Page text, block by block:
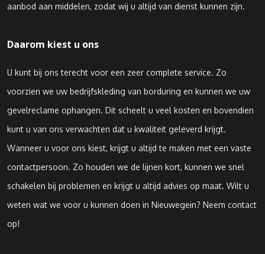
aanbod aan middelen, zodat wij u altijd van dienst kunnen zijn.
Daarom kiest u ons
U kunt bij ons terecht voor een zeer complete service. Zo
voorzien we uw bedrijfskleding van borduring en kunnen we uw
gevelreclame ophangen. Dit scheelt u veel kosten en bovendien
kunt u van ons verwachten dat u kwaliteit geleverd krijgt.
Wanneer u voor ons kiest, krijgt u altijd te maken met een vaste
contactpersoon. Zo houden we de lijnen kort, kunnen we snel
schakelen bij problemen en krijgt u altijd advies op maat. Wilt u
weten wat we voor u kunnen doen in Nieuwegein? Neem contact
op!